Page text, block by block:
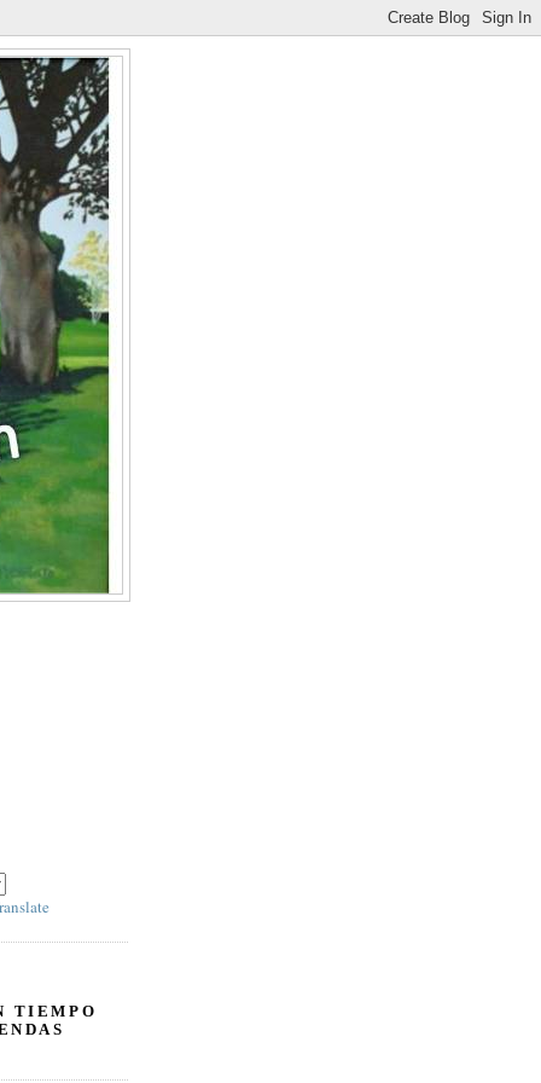
y escoja 'SPANISH' en el panel derecho debajo
TIEMPO